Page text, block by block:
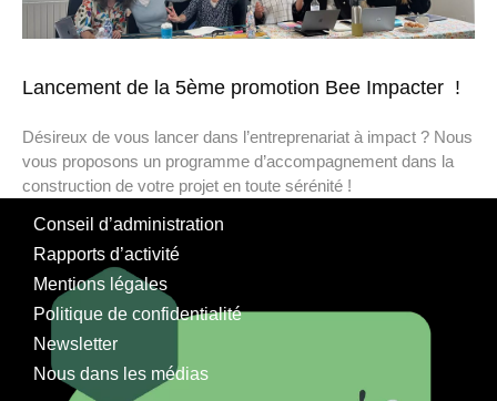
Lancement de la 5ème promotion Bee Impacter !
Désireux de vous lancer dans l’entreprenariat à impact ? Nous
vous proposons un programme d’accompagnement dans la
construction de votre projet en toute sérénité !
Conseil d’administration
Rapports d’activité
Mentions légales
Politique de confidentialité
Newsletter
Nous dans les médias